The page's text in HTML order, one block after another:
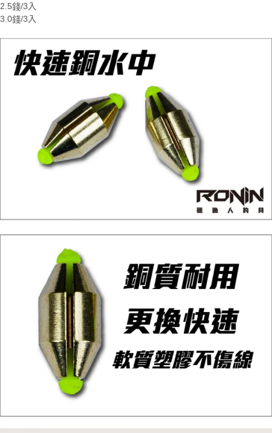
任。
４．使用「AFTEE先享後付」時，將依據個別帳號之用戶狀況，依本公司即
時審查核予不同之上限額度；若仍有額度不足之情形，本公司將視審查結果
請求用戶進行身份認證。
５．嚴禁一人註冊多個帳號或使用他人資訊註冊。若發現惡意使用之情形，
恩沛科技股份有限公司將有權停止該用戶之使用額度並採取法律行動。
貨到付款（門市自取請勿下單，請聯繫客服）
國家/地區配送(**下單前請私訊客服確認實際運費(運費另
計)，訂單才得以成立**)
2.5錢/3 入
3.0錢/3 入